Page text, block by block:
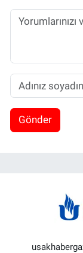
Gönder